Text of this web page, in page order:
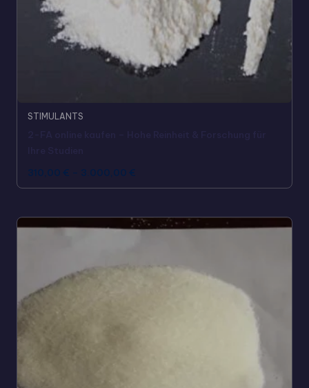
STIMULANTS
310,00 € – 3.000,00 €